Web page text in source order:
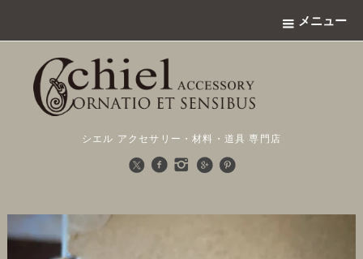
メニュー
シエル アクセサリー・材料・道具 専門店